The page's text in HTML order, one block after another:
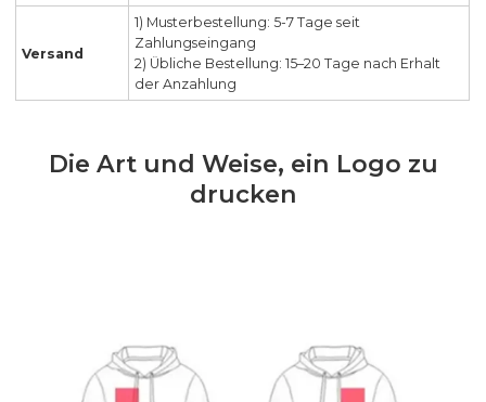
Versand
1) Musterbestellung: 5-7 Tage seit
Zahlungseingang
2) Übliche Bestellung: 15–20 Tage nach Erhalt
der Anzahlung
Die Art und Weise, ein Logo zu
drucken